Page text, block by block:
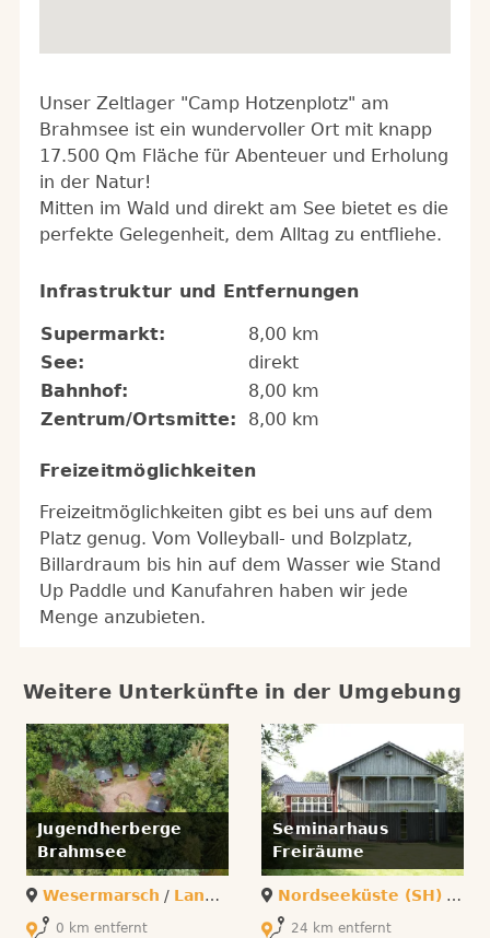
Unser Zeltlager "Camp Hotzenplotz" am
Brahmsee ist ein wundervoller Ort mit knapp
17.500 Qm Fläche für Abenteuer und Erholung
in der Natur!
Mitten im Wald und direkt am See bietet es die
perfekte Gelegenheit, dem Alltag zu entfliehe.
Infrastruktur und Entfernungen
Supermarkt:
8,00 km
See:
direkt
Bahnhof:
8,00 km
Zentrum/Ortsmitte:
8,00 km
Freizeitmöglichkeiten
Freizeitmöglichkeiten gibt es bei uns auf dem
Platz genug. Vom Volleyball- und Bolzplatz,
Billardraum bis hin auf dem Wasser wie Stand
Up Paddle und Kanufahren haben wir jede
Menge anzubieten.
Weitere Unterkünfte in der Umgebung
Jugendherberge
Brahmsee
Wesermarsch / Langwedel
0 km entfernt
Seminarhaus
Freiräume
Nordseeküste (SH)
24 km entfernt